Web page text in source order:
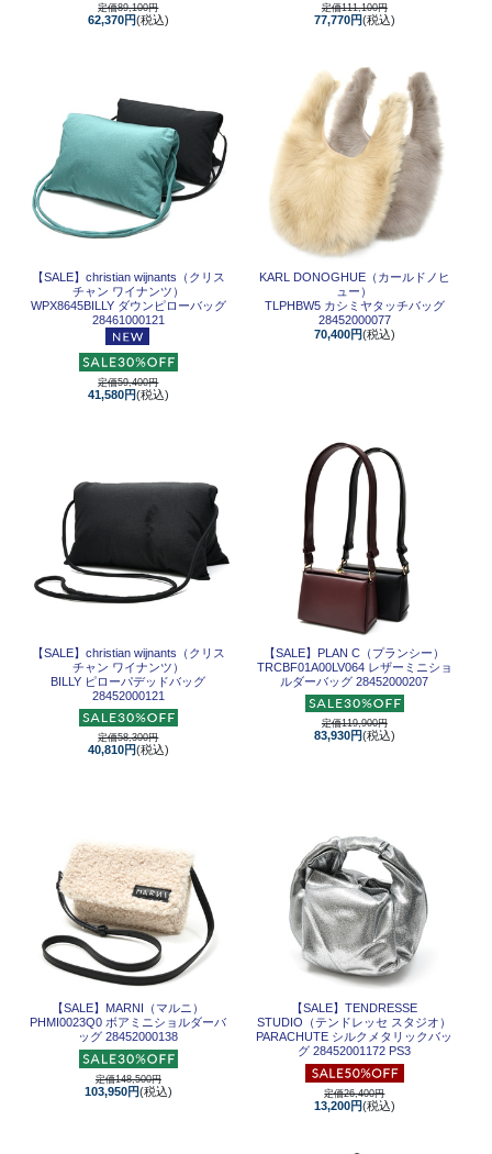
定価89,100円
62,370円(税込)
定価111,100円
77,770円(税込)
【SALE】 christian wijnants（クリス
チャン ワイナンツ）
WPX8645BILLY ダウンピローバッグ
28461000121
定価59,400円
41,580円(税込)
KARL DONOGHUE（カールドノヒ
ュー）
TLPHBW5 カシミヤタッチバッグ
28452000077
70,400円(税込)
【SALE】 christian wijnants（クリス
チャン ワイナンツ）
BILLY ピローパデッドバッグ
28452000121
定価58,300円
40,810円(税込)
【SALE】 PLAN C（プランシー）
TRCBF01A00LV064 レザーミニショ
ルダーバッグ 28452000207
定価119,900円
83,930円(税込)
【SALE】 MARNI（マルニ）
PHMI0023Q0 ボアミニショルダーバ
ッグ 28452000138
定価148,500円
103,950円(税込)
【SALE】TENDRESSE
STUDIO（テンドレッセ スタジオ）
PARACHUTE シルクメタリックバッ
グ 28452001172 PS3
定価26,400円
13,200円(税込)